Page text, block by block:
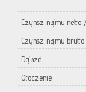
Czynsz najmu netto
Czynsz najmu
Dojazd
Otoczenie